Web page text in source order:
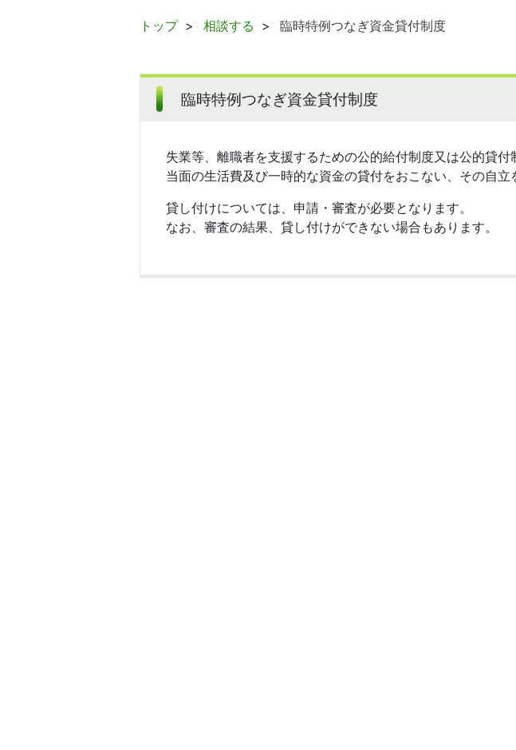
トップ 相談する 臨時特例つなぎ資金貸付制度
臨時特例つなぎ資金貸付制度
失業等、離職者を支援するための公的給付制度又は公的貸
当面の生活費及び一時的な資金の貸付をおこない、その自立
貸し付けについては、申請・審査が必要となります。
なお、審査の結果、貸し付けができない場合もあります。